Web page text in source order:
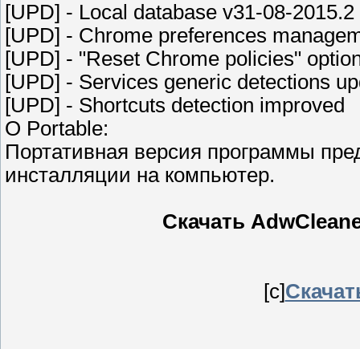
[UPD] - Local database v31-08-2015.2
[UPD] - Chrome preferences
[UPD] - "Reset Chrome policies"
[UPD] - Services generic detections
[UPD] - Shortcuts detection improved
О Portable:
Портативная версия программы
инсталляции на компьютер.
Скачать
[c]